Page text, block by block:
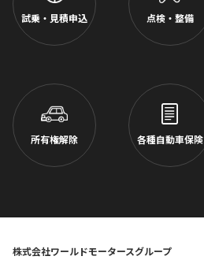
試乗・見積申込 点検・整備
所有権解除 各種自動車保険
株式会社ワールドモータースグループ